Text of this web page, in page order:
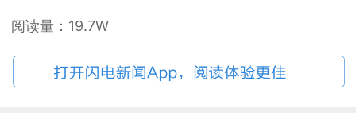
阅读量： 19.7W